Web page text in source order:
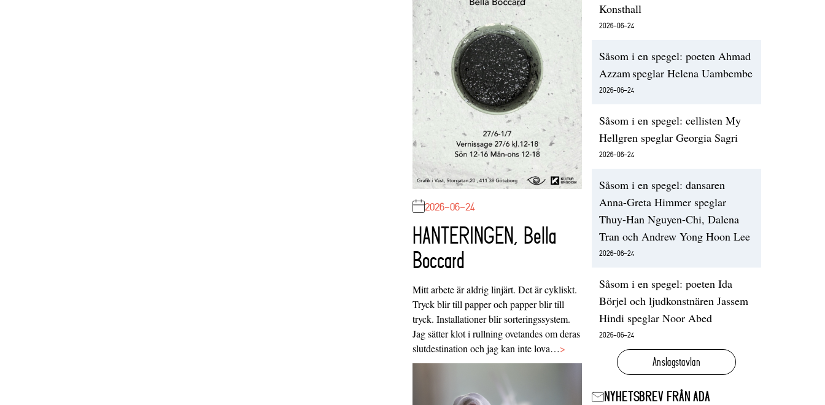
2026-06-24
HANTERINGEN, Bella
Boccard
Mitt arbete är aldrig linjärt. Det är cykliskt.
Tryck blir till papper och papper blir till
tryck. Installationer blir sorteringssystem.
Jag sätter klot i rullning ovetandes om deras
slutdestination och jag kan inte lova…>
Konsthall
2026-06-24
Såsom i en spegel: poeten Ahmad
Azzam speglar Helena Uambembe
2026-06-24
Såsom i en spegel: cellisten My
Hellgren speglar Georgia Sagri
2026-06-24
Såsom i en spegel: dansaren
Anna-Greta Himmer speglar
Thuy-Han Nguyen-Chi, Dalena
Tran och Andrew Yong Hoon Lee
2026-06-24
Såsom i en spegel: poeten Ida
Börjel och ljudkonstnären Jassem
Hindi speglar Noor Abed
2026-06-24
Anslagstavlan
NYHETSBREV FRÅN ADA